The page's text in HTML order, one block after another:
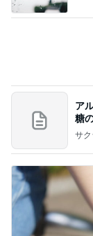
ア
糖
の
サ